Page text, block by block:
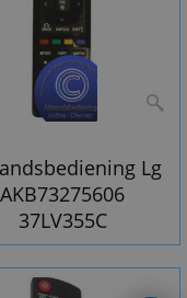
Lg
AKB73275606
37LV355C